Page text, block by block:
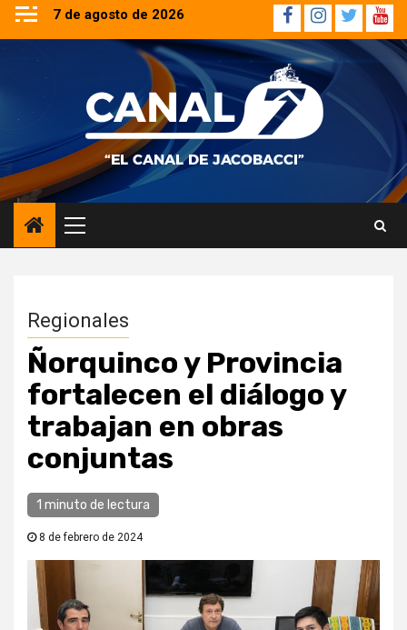
Saltar
contenido
7 de agosto de 2026 Facebook
Instagram
Twitter
Menú
principal
Regionales
Ñorquinco y Provincia
fortalecen el diálogo y
trabajan en obras
conjuntas
1 minuto de lectura
8 de febrero de 2024